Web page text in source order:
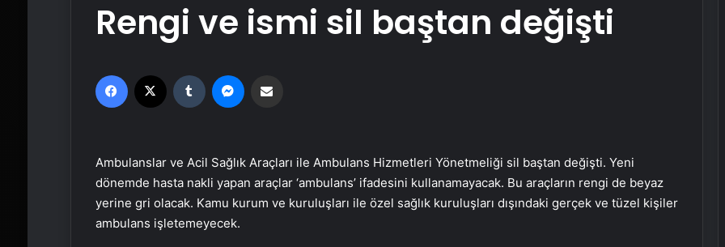
Rengi ve ismi sil baştan değişti
Facebook Tumblr
Ambulanslar ve Acil Sağlık Araçları ile Ambulans Hizmetleri Yönetmeliği sil baştan değişti. Yeni
dönemde hasta nakli yapan araçlar ‘ambulans’ ifadesini kullanamayacak. Bu araçların rengi de beyaz
yerine gri olacak. Kamu kurum ve kuruluşları ile özel sağlık kuruluşları dışındaki gerçek ve tüzel kişiler
ambulans işletemeyecek.